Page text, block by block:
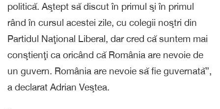
politică. Aştept să discut în primul şi în primul
rând în cursul acestei zile, cu colegii noştri din
Partidul Naţional Liberal, dar cred că suntem mai
conştienţi ca oricând că România are nevoie de
un guvern. România are nevoie să fie guvernată”,
a declarat Adrian Veştea.